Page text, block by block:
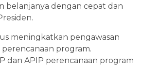
belanjanya dengan cepat dan
meningkatkan pengawasan
program.
dan APIP perencanaan program